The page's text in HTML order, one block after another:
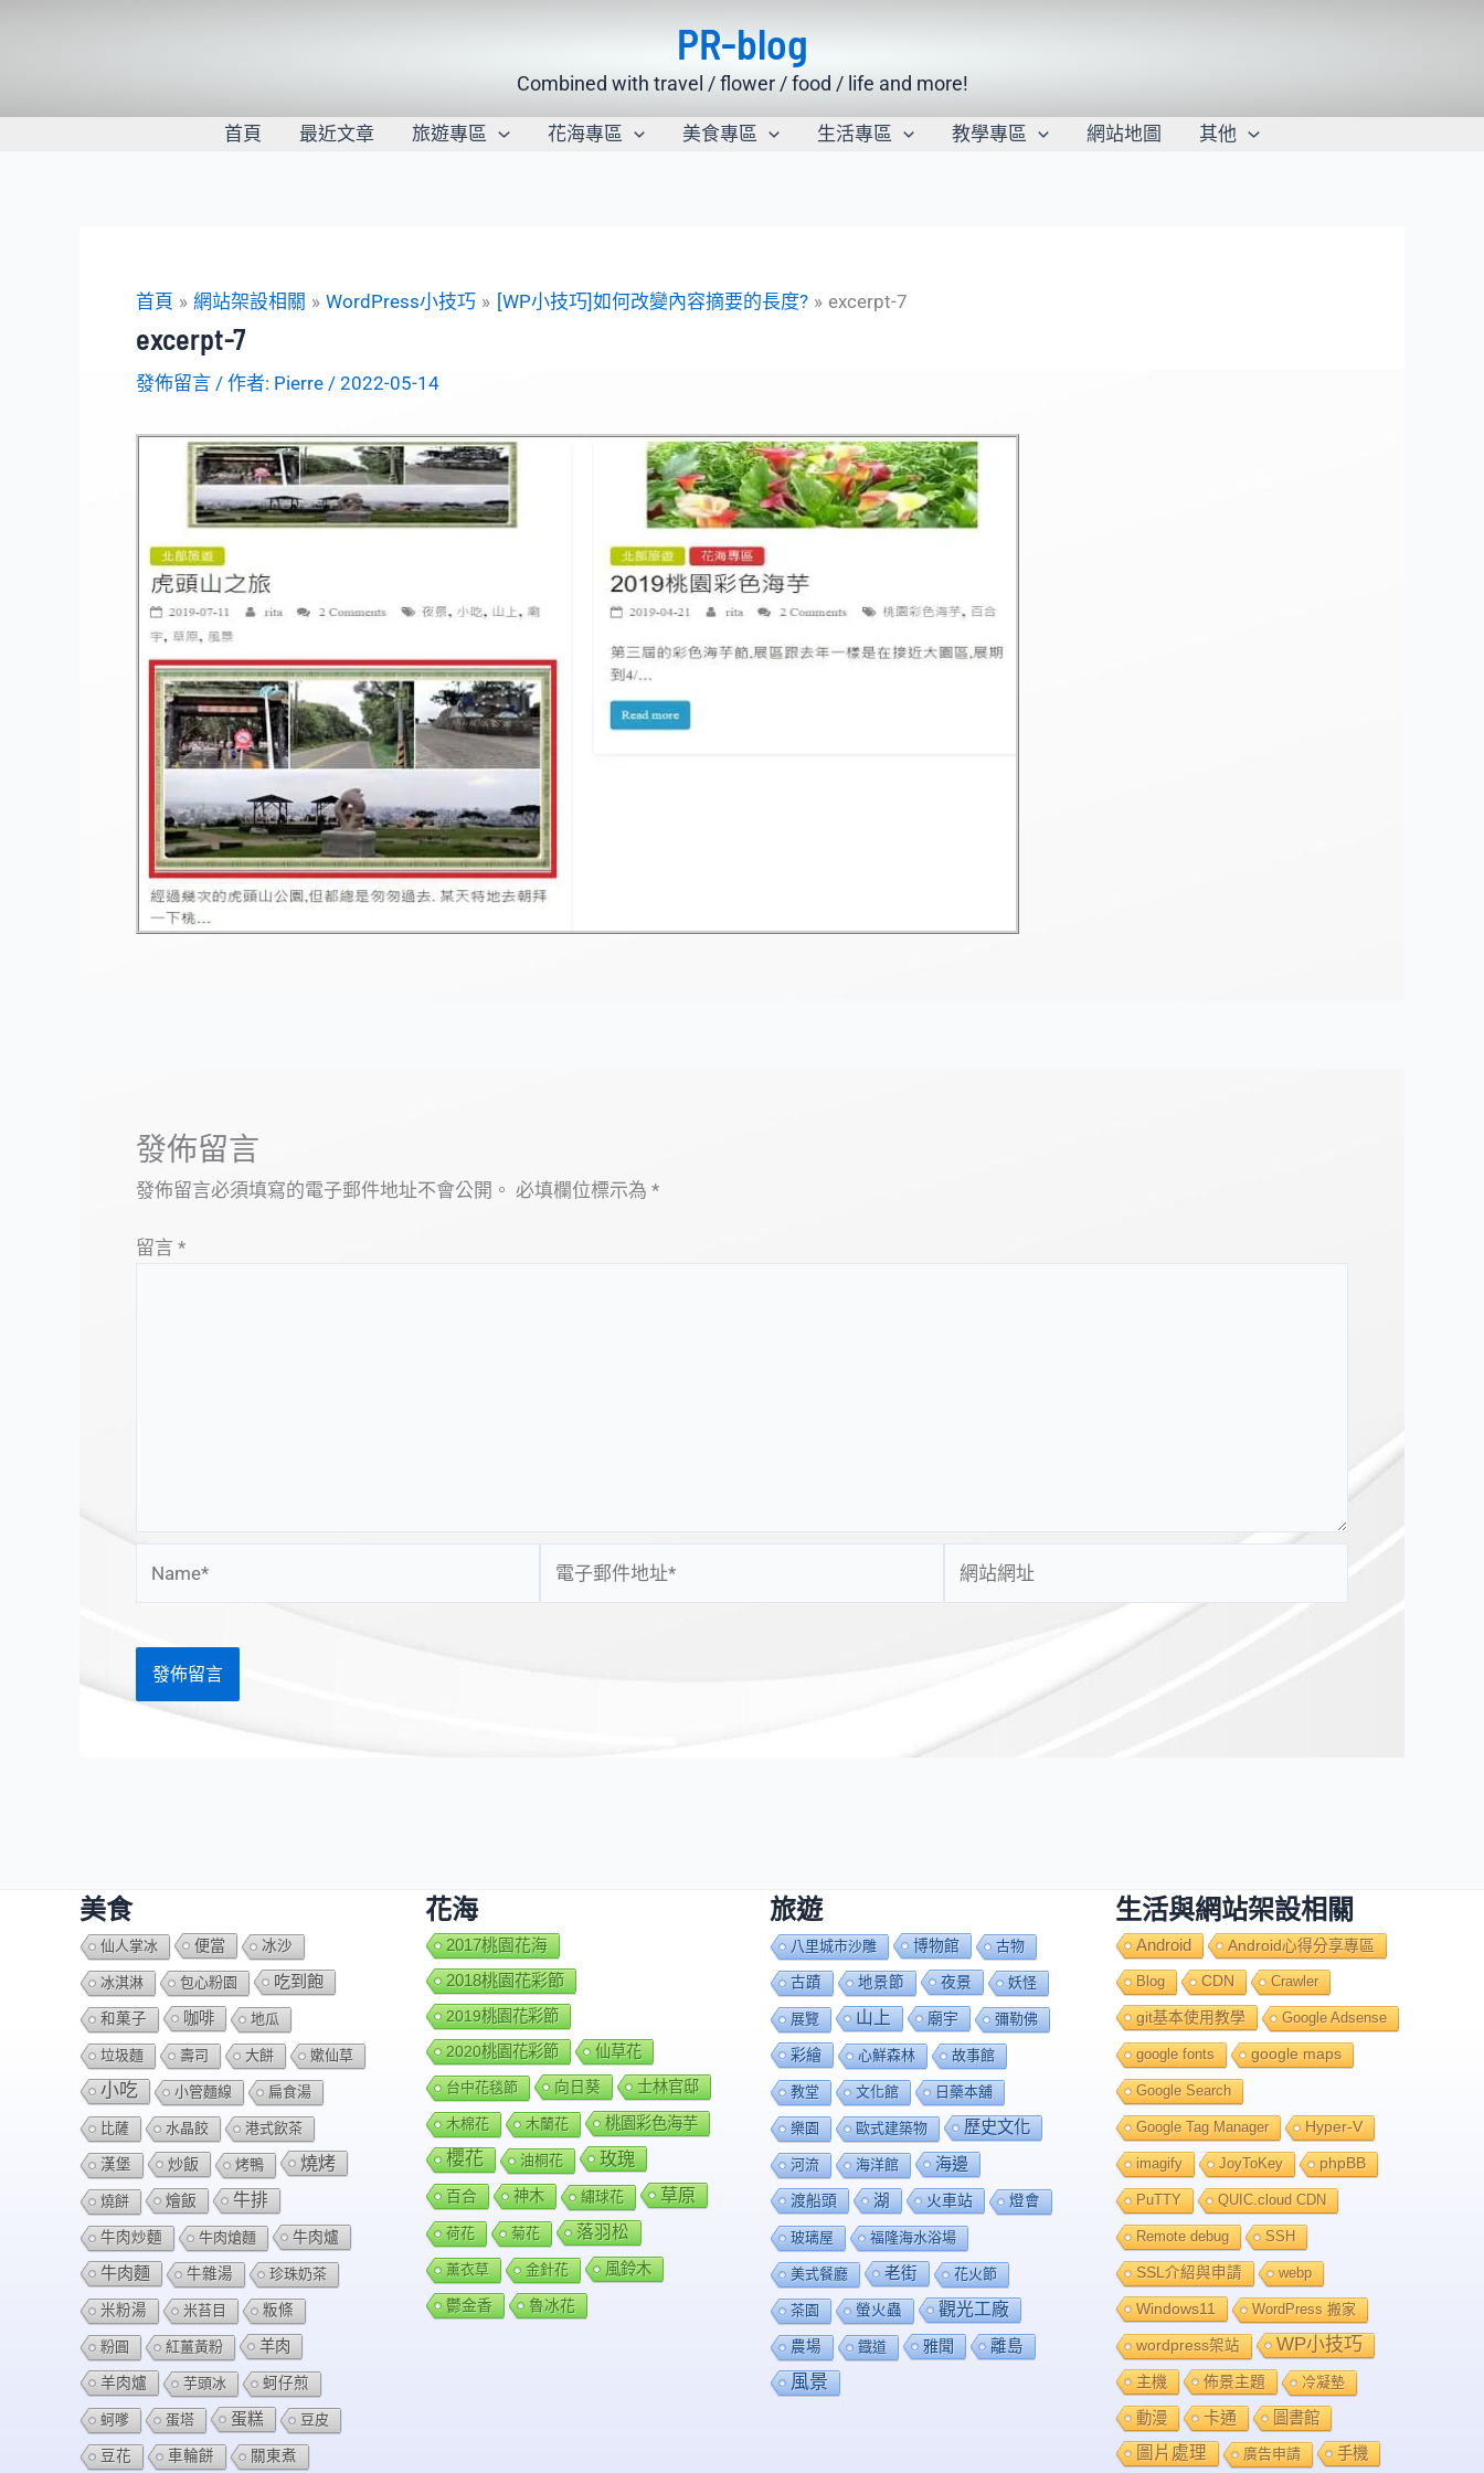
PR-blog
Combined with travel / flower / food / life and more!
首頁 最近文章 旅遊專區 花海專區 美食專區 生活專區 教學專區 網站地圖 其他
首頁 網站架設相關 WordPress小技巧 [WP小技巧]如何改變內容摘要的長度? excerpt-7
excerpt-7
發佈留言 / 作者: Pierre / 2022-05-14
發佈留言
發佈留言必須填寫的電子郵件地址不會公開。 必填欄位標示為 *
留言 *
站
美食
仙人掌冰 便當 冰沙
冰淇淋 包心粉園 吃到飽
和菓子 咖啡 地瓜
垃圾麵 壽司 大餅 嫰仙草
小吃 小管麵線 扁食湯
比薩 水晶餃 港式飲茶
漢堡 炒飯 烤鴨 燒烤
燒餅 燴飯 牛排
牛肉炒麵 牛肉熗麵 牛肉爐
牛肉麵 牛雜湯 珍珠奶茶
米粉湯 米苔目 粄條
粉圓 紅薑黃粉 羊肉
羊肉爐 芋頭冰 蚵仔煎
蚵嗲 蛋塔 蛋糕 豆皮
豆花 車輪餅 關東煮
花海
2017桃園花海
2018桃園花彩節
2019桃園花彩節
2020桃園花彩節
仙草花
台中花毯節 向日葵 士林官邸
木棉花 木蘭花 桃園彩色海芋
櫻花 油桐花 玫瑰
百合 神木 繡球花 草原
荷花 菊花 落羽松
薰衣草 金針花 風鈴木
鬱金香 魯冰花
旅遊
八里城市沙雕 博物館 古物
古蹟 地景節 夜景 妖怪
展覽 山上 廟宇 彌勒佛
彩繪 心鮮森林 故事館
教堂 文化館 日藥本舖
樂園 歐式建築物 歷史文化
河流 海洋館 海邊
渡船頭 湖 火車站 燈會
玻璃屋 福隆海水浴場
美式餐廳 老街 花火節
茶園 螢火蟲 觀光工廠
農場 鐡道 雅聞 離島
風景
生活與網站架設相關
Android Android心得分享專區
Blog CDN Crawler
git基本使用教學 Google Adsense
google fonts google maps
Google Search
Google Tag Manager Hyper-V
imagify JoyToKey phpBB
PuTTY QUIC.cloud CDN
Remote debug SSH
SSL介紹與申請 webp
Windows11 WordPress 搬家
wordpress架站 WP小技巧
主機 佈景主題 冷凝墊
動漫 卡通 圖書館
圖片處理 廣告申請 手機